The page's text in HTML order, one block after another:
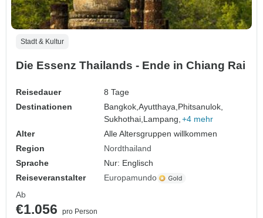
Stadt & Kultur
Die Essenz Thailands - Ende in Chiang Rai
Reisedauer
8 Tage
Destinationen
Bangkok,Ayutthaya,Phitsanulok,
Sukhothai,Lampang, +4 mehr
Alter
Alle Altersgruppen willkommen
Region
Nordthailand
Sprache
Nur: Englisch
Reiseveranstalter
Europamundo
Ab
€1.056
pro Person